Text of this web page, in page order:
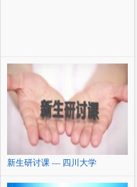
新生研讨课 — 四川大学